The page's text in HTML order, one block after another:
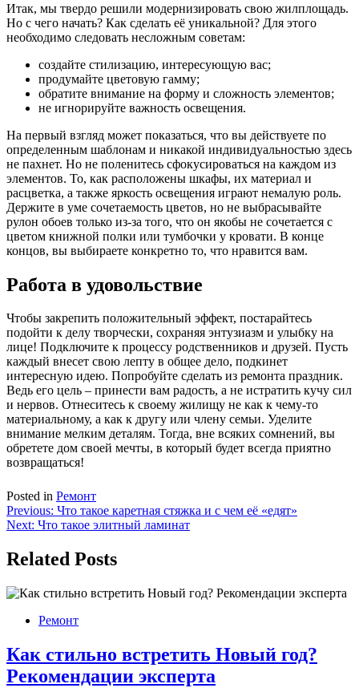
Итак, мы твердо решили модернизировать свою жилплощадь.
Но с чего начать? Как сделать её уникальной? Для этого
необходимо следовать несложным советам:
создайте стилизацию, интересующую вас;
продумайте цветовую гамму;
обратите внимание на форму и сложность элементов;
не игнорируйте важность освещения.
На первый взгляд может показаться, что вы действуете по
определенным шаблонам и никакой индивидуальностью здесь
не пахнет. Но не поленитесь сфокусироваться на каждом из
элементов. То, как расположены шкафы, их материал и
расцветка, а также яркость освещения играют немалую роль.
Держите в уме сочетаемость цветов, но не выбрасывайте
рулон обоев только из-за того, что он якобы не сочетается с
цветом книжной полки или тумбочки у кровати. В конце
концов, вы выбираете конкретно то, что нравится вам.
Работа в удовольствие
Чтобы закрепить положительный эффект, постарайтесь
подойти к делу творчески, сохраняя энтузиазм и улыбку на
лице! Подключите к процессу родственников и друзей. Пусть
каждый внесет свою лепту в общее дело, подкинет
интересную идею. Попробуйте сделать из ремонта праздник.
Ведь его цель – принести вам радость, а не истратить кучу сил
и нервов. Отнеситесь к своему жилищу не как к чему-то
материальному, а как к другу или члену семьи. Уделите
внимание мелким деталям. Тогда, вне всяких сомнений, вы
обретете дом своей мечты, в который будет всегда приятно
возвращаться!
Posted in Ремонт
Навигация
по
записям
Previous: Что такое каретная стяжка и с чем её «едят»
Next: Что такое элитный ламинат
Related Posts
Ремонт
Как стильно встретить Новый год?
Рекомендации эксперта